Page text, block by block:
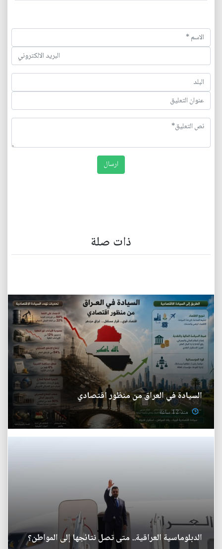
ذات صلة
السيادة في العراق من منظور اقتصادي
منذ 12 ساعة
الدبلوماسية العراقية.. متى تصل نتائجها إلى المواطن؟